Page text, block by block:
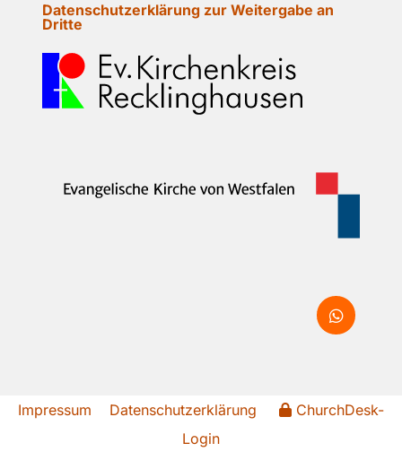
Datenschutzerklärung zur Weitergabe an
Dritte
Impressum Datenschutzerklärung
ChurchDesk-
Login